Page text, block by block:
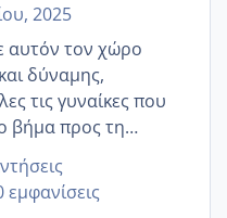
2025
αυτόν τον χώρο
δύναμης,
τις γυναίκες που
βήμα προς τη
το 2025.
αγωνίες, χαρές,
μικρή ή μεγάλη
εμφανίσεις